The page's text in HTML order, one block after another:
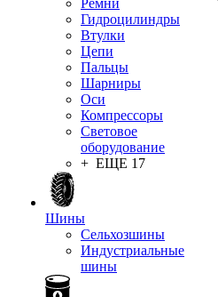
Гидроцилиндры
Втулки
Цепи
Пальцы
Шарниры
Оси
Компрессоры
Световое
оборудование
+ ЕЩЕ 17
Шины
Сельхозшины
Индустриальные
шины